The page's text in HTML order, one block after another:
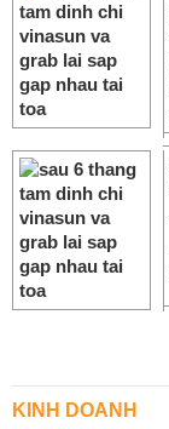
KINH DOANH